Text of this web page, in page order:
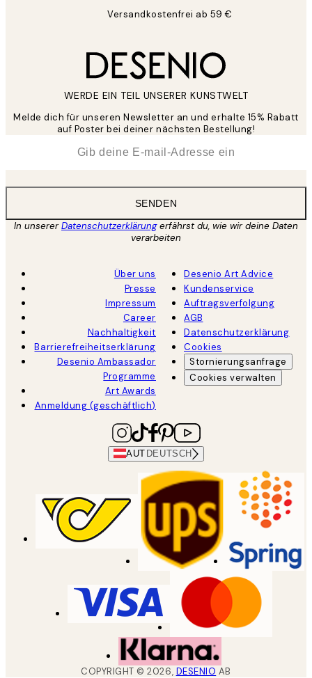
Versandkostenfrei ab 59 €
WERDE EIN TEIL UNSERER KUNSTWELT
Melde dich für unseren Newsletter an und erhalte 15% Rabatt
auf Poster bei deiner nächsten Bestellung!
SENDEN
In unsererDatenschutzerklärungerfährst du, wie wir deine Daten
verarbeiten
Über uns
Presse
Impressum
Career
Nachhaltigkeit
Barrierefreiheitserklärung
Desenio Ambassador
Programme
Art Awards
Anmeldung (geschäftlich)
Desenio Art Advice
Kundenservice
Auftragsverfolgung
AGB
Datenschutzerklärung
Cookies
Stornierungsanfrage
Cookies verwalten
AUT DEUTSCH
COPYRIGHT ©2026, DESENIO AB